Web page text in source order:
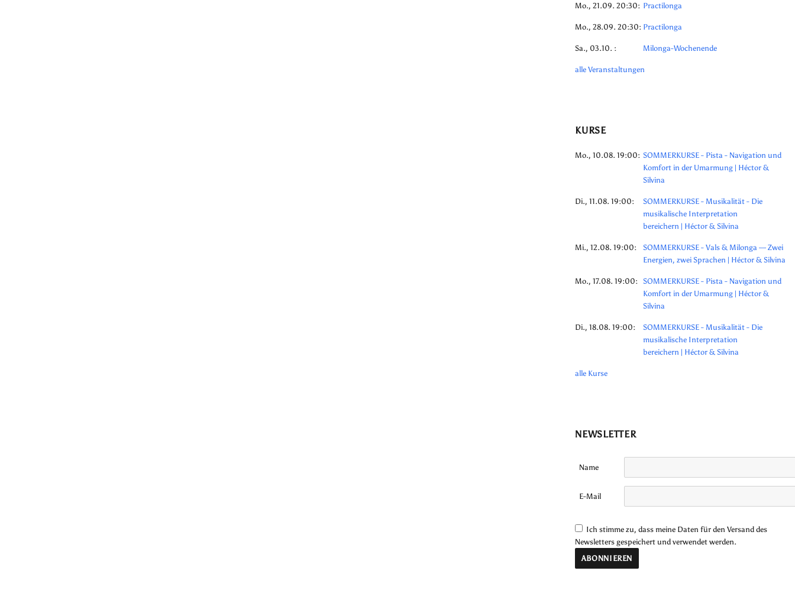
Mo., 21.09. 20:30: Practilonga
Mo., 28.09. 20:30: Practilonga
Sa., 03.10. : Milonga-Wochenende
alle Veranstaltungen
KURSE
Mo., 10.08. 19:00: SOMMERKURSE - Pista - Navigation und
Komfort in der Umarmung | Héctor &
Silvina
Di., 11.08. 19:00:
SOMMERKURSE - Musikalität - Die
musikalische Interpretation
bereichern | Héctor & Silvina
Mi., 12.08. 19:00:
SOMMERKURSE - Vals & Milonga — Zwei
Energien, zwei Sprachen | Héctor & Silvina
Mo., 17.08. 19:00: SOMMERKURSE - Pista - Navigation und
Komfort in der Umarmung | Héctor &
Silvina
Di., 18.08. 19:00:
SOMMERKURSE - Musikalität - Die
musikalische Interpretation
bereichern | Héctor & Silvina
alle Kurse
NEWSLETTER
Name
E-Mail
Ich stimme zu, dass meine Daten für den Versand des
Newsletters gespeichert und verwendet werden.